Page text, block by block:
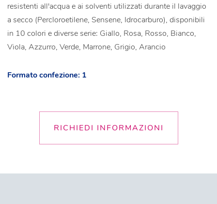
resistenti all'acqua e ai solventi utilizzati durante il lavaggio
a secco (Percloroetilene, Sensene, Idrocarburo), disponibili
in 10 colori e diverse serie: Giallo, Rosa, Rosso, Bianco,
Viola, Azzurro, Verde, Marrone, Grigio, Arancio
Formato confezione: 1
RICHIEDI INFORMAZIONI